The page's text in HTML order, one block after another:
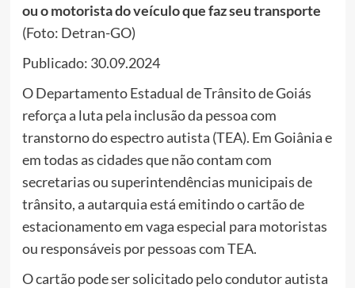
ou o motorista do veículo que faz seu transporte
(Foto: Detran-GO)
Publicado: 30.09.2024
O Departamento Estadual de Trânsito de Goiás
reforça a luta pela inclusão da pessoa com
transtorno do espectro autista (TEA). Em Goiânia e
em todas as cidades que não contam com
secretarias ou superintendências municipais de
trânsito, a autarquia está emitindo o cartão de
estacionamento em vaga especial para motoristas
ou responsáveis por pessoas com TEA.
O cartão pode ser solicitado pelo condutor autista